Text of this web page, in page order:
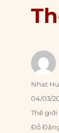
Author
Nhat
Posted
on
04/03/
Thế
Tags
Đỗ